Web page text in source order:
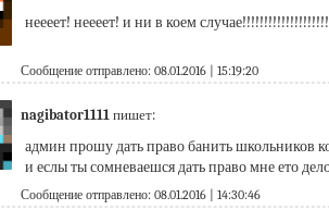
неееет! неееет! и ни в коем
Сообщение отправлено: 08.01.2016 | 15:19:20
nagibator1111пишет:
админ прошу дать право банить школьников
и еслы ты сомневаешся дать право мне ето
Сообщение отправлено: 08.01.2016 | 14:30:46